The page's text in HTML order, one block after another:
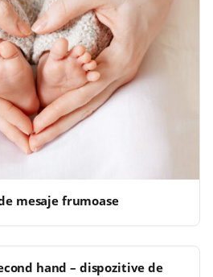
mesaje frumoase
hand – dispozitive de